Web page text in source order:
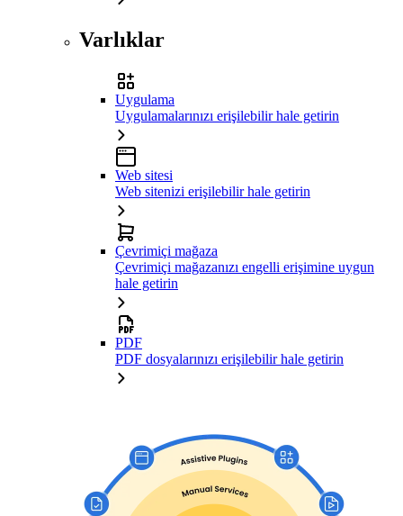
Varlıklar
Uygulama
Uygulamalarınızı erişilebilir hale getirin
Web sitesi
Web sitenizi erişilebilir hale getirin
Çevrimiçi mağaza
Çevrimiçi mağazanızı engelli erişimine uygun
hale getirin
PDF
PDF dosyalarınızı erişilebilir hale getirin